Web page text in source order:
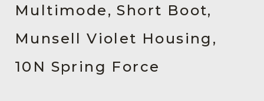
资源
关于我们
Multimode, Short Boot,
Munsell Violet Housing,
10N Spring Force